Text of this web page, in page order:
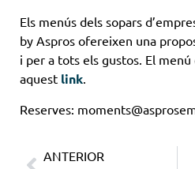
Els menús dels sopars
by Aspros ofereixen una
i per a tots els gustos. El
aquest link
Reserves:
ANTERIOR